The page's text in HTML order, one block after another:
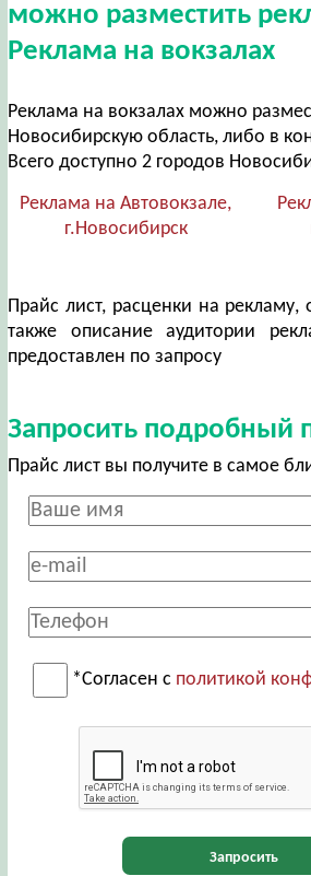
можно разместить
Реклама на вокзалах
Реклама на вокзалах можно
Новосибирскую область, либо в
Всего доступно 2 городов
Реклама на Автовокзале,
г.Новосибирск
Прайс лист, расценки на
также описание аудитории
предоставлен по запросу
Запросить подробный
Прайс лист вы получите в самое
*Согласен с политикой
Запросить